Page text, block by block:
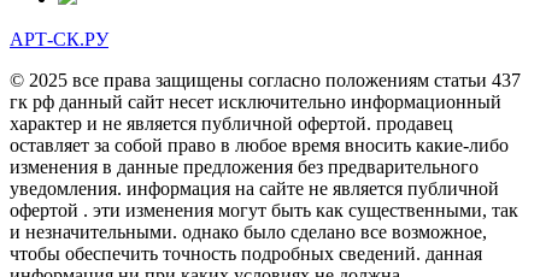
АРТ-СК.РУ
© 2025 все права защищены согласно положениям статьи 437
гк рф данный сайт несет исключительно информационный
характер и не является публичной офертой. продавец
оставляет за собой право в любое время вносить какие-либо
изменения в данные предложения без предварительного
уведомления. информация на сайте не является публичной
офертой . эти изменения могут быть как существенными, так
и незначительными. однако было сделано все возможное,
чтобы обеспечить точность подробных сведений. данная